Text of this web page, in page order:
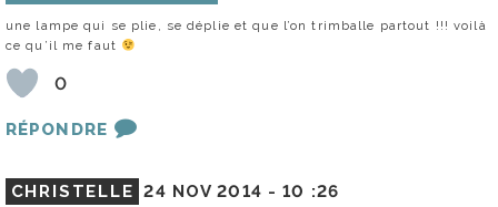
une lampe qui se plie, se déplie et que l’on trimballe partout !!! voilà
ce qu’il me faut
0
RÉPONDRE
CHRISTELLE 24 NOV 2014 -10 :26